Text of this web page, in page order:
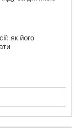
як його